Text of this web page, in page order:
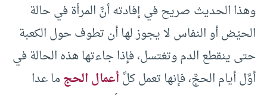
وهذا الحديث صريح في إفادته أنَّ المرأة في حالة
الحيْض أو النفاس لا يجوز لها أن تطوف حول الكعبة
حتى ينقطع الدم وتغتسل، فإذا جاءتها هذه الحالة في
أوَّل أيام الحجِّ، فإنها تعمل كلَّأعمال الحجما عدا